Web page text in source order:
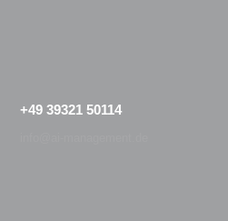
+49 39321 50114